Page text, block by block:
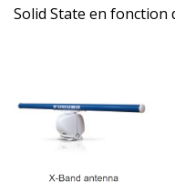
Solid State en fonction